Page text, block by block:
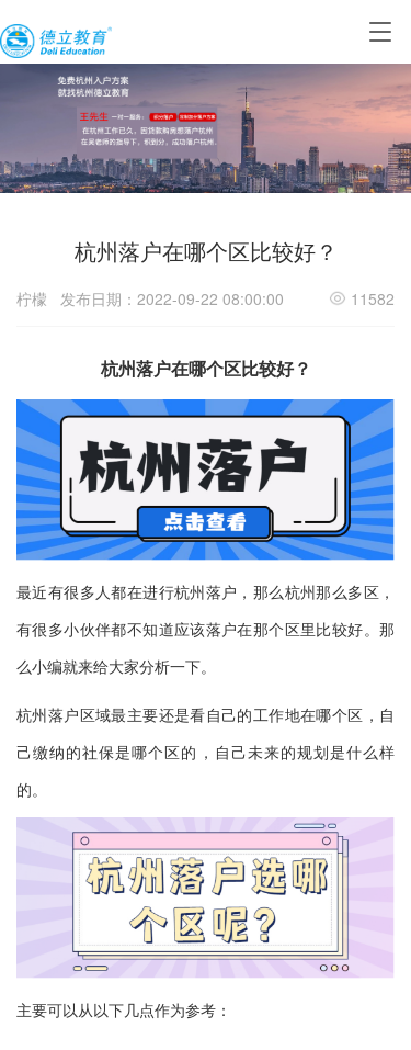
T
g
g
n
a
t
杭州落户在哪个区比较好？
柠檬 发布日期：2022-09-22 08:00:00 11582
杭州落户在哪个区比较好？
最近有很多人都在进行杭州落户，那么杭州那么多区，
有很多小伙伴都不知道应该落户在那个区里比较好。那
么小编就来给大家分析一下。
杭州落户区域最主要还是看自己的工作地在哪个区，自
己缴纳的社保是哪个区的，自己未来的规划是什么样
的。
主要可以从以下几点作为参考 ：